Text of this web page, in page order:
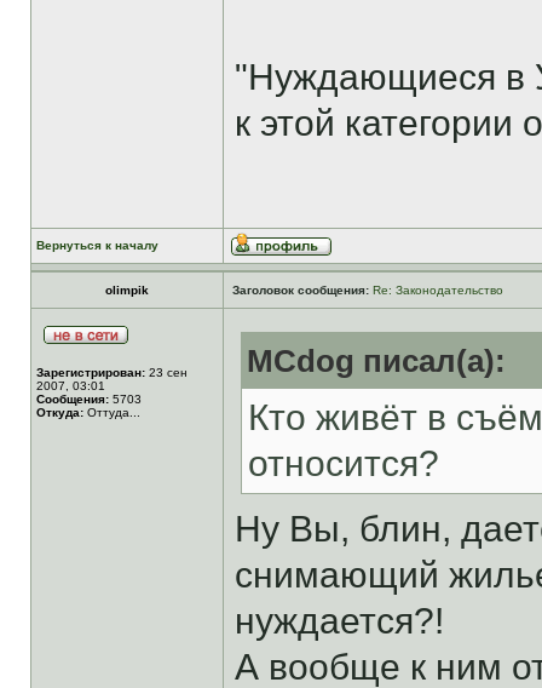
"Нуждающиеся в
к этой категории
Вернуться к началу
olimpik Заголовок сообщения: Re: Законодательство
Зарегистрирован: 23 сен
2007, 03:01
Сообщения: 5703
Откуда: Оттуда...
MCdog писал(а):
Кто живёт в
относится?
Ну Вы, блин,
снимающий
нуждается?!
А вообще к ним